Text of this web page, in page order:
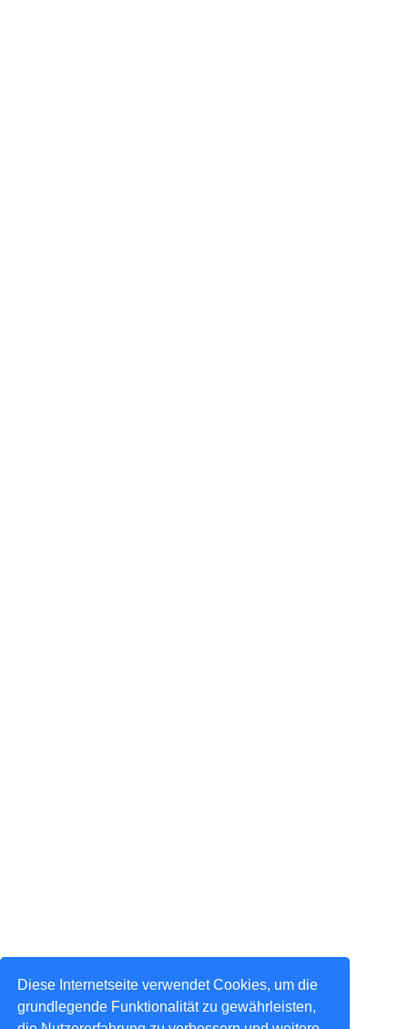
Diese Internetseite verwendet Cookies, um die
grundlegende Funktionalität zu gewährleisten,